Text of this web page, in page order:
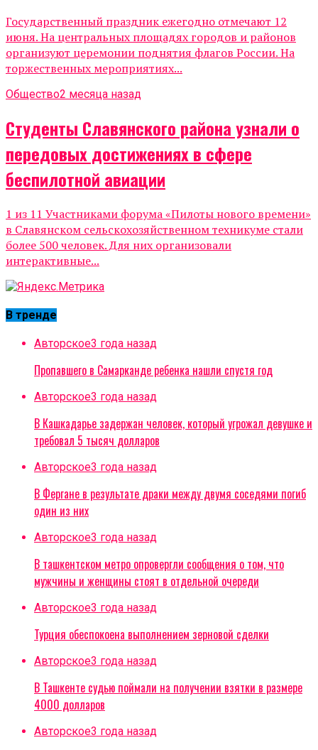
Государственный праздник ежегодно отмечают 12
июня. На центральных площадях городов и районов
организуют церемонии поднятия флагов России. На
торжественных мероприятиях...
Общество2 месяца назад
Студенты Славянского района узнали о
передовых достижениях в сфере
беспилотной авиации
1 из 11 Участниками форума «Пилоты нового времени»
в Славянском сельскохозяйственном техникуме стали
более 500 человек. Для них организовали
интерактивные...
В тренде
Авторское3 года назад
Пропавшего в Самарканде ребенка нашли спустя год
Авторское3 года назад
В Кашкадарье задержан человек, который угрожал девушке и
требовал 5 тысяч долларов
Авторское3 года назад
В Фергане в результате драки между двумя соседями погиб
один из них
Авторское3 года назад
В ташкентском метро опровергли сообщения о том, что
мужчины и женщины стоят в отдельной очереди
Авторское3 года назад
Турция обеспокоена выполнением зерновой сделки
Авторское3 года назад
В Ташкенте судью поймали на получении взятки в размере
4000 долларов
Авторское3 года назад